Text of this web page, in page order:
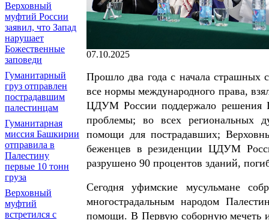
Верховный
муфтий России
заявил, что Запад
нарушает
Божественные
заповеди
Гуманитарный
груз отправлен
пострадавшим
палестинцам
Гуманитарная
миссия Башкирии
отправила в
Палестину
первые 10 тонн
груза
Верховный
муфтий
встретился с
07.10.2025
Прошло два года с начала страшных
все нормы международного права,
ЦДУМ России поддержало решения
проблемы; во всех региональных
помощи для пострадавших;
беженцев в резиденции ЦДУМ
разрушено 90 процентов зданий,
Сегодня уфимские мусульмане
многострадальным народом
помощи. В Первую соборную мечеть